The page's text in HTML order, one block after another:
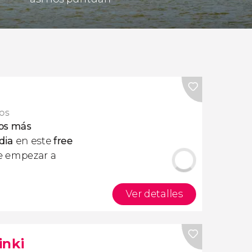
más
en este free
empezar a
Ver detalles